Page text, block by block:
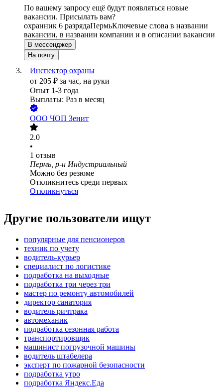
По вашему запросу ещё будут появляться новые
вакансии. Присылать вам?
охранник 6 разрядаПермьКлючевые слова в названии
вакансии, в названии компании и в описании вакансии
В мессенджер
На почту
Инспектор охраны
от 205 ₽ за час, на руки
Опыт 1-3 года
Выплаты: Раз в месяц
ООО ЧОП Зенит
2.0
•
1 отзыв
Пермь, р-н Индустриальный
Можно без резюме
Откликнитесь среди первых
Откликнуться
Другие пользователи ищут
популярные для пенсионеров
техник по учету
водитель-курьер
специалист по логистике
подработка на выходные
подработка три через три
мастер по ремонту автомобилей
директор санатория
водитель ричтрака
автомеханик
подработка сезонная работа
транспортировщик
машинист погрузочной машины
водитель штабелера
эксперт по пожарной безопасности
подработка утро
подработка Яндекс.Еда